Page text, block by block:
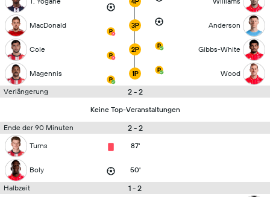
MacDonald 3P Anderson
Cole 2P Gibbs-White
Magennis 1P Wood
Verlängerung 2 - 2
Keine Top-Veranstaltungen
Ende der 90 Minuten 2 - 2
Turns 87'
Boly 50'
Halbzeit 1 - 2